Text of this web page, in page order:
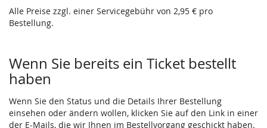
Alle Preise zzgl. einer Servicegebühr von 2,95 € pro
Bestellung.
Wenn Sie bereits ein Ticket bestellt
haben
Wenn Sie den Status und die Details Ihrer Bestellung
einsehen oder ändern wollen, klicken Sie auf den Link in einer
der E-Mails, die wir Ihnen im Bestellvorgang geschickt haben.